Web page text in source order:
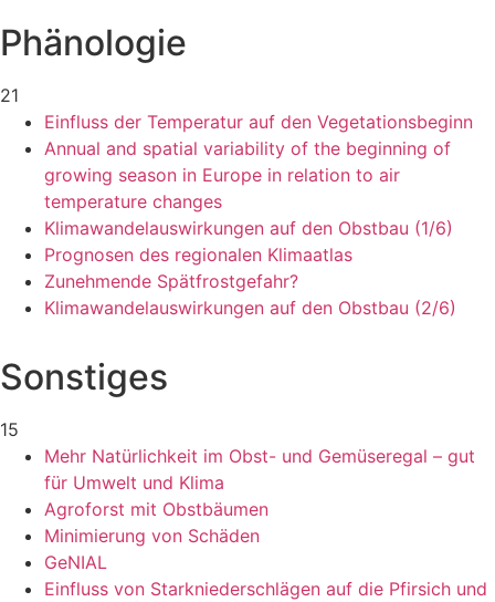
Phänologie
21
Einfluss der Temperatur auf den Vegetationsbeginn
Annual and spatial variability of the beginning of
growing season in Europe in relation to air
temperature changes
Klimawandelauswirkungen auf den Obstbau (1/6)
Prognosen des regionalen Klimaatlas
Zunehmende Spätfrostgefahr?
Klimawandelauswirkungen auf den Obstbau (2/6)
Sonstiges
15
Mehr Natürlichkeit im Obst- und Gemüseregal – gut
für Umwelt und Klima
Agroforst mit Obstbäumen
Minimierung von Schäden
GeNIAL
Einfluss von Starkniederschlägen auf die Pfirsich und